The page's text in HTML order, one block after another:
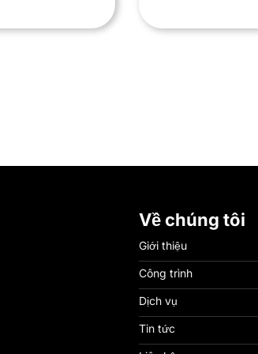
Về chúng tôi
Giới thiệu
Công trình
Dịch vụ
Tin tức